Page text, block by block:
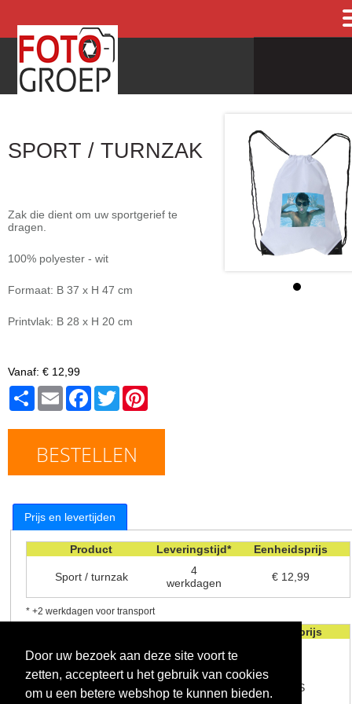
Door uw bezoek aan deze site voort te
zetten, accepteert u het gebruik van cookies
om u een betere webshop te kunnen bieden.
SPORT / TURNZAK
Zak die dient om uw sportgerief te
dragen.
100% polyester - wit
Formaat: B 37 x H 47 cm
Printvlak: B 28 x H 20 cm
Vanaf: € 12,99
Share Email Facebook
Twitter
BESTELLEN
Prijs en levertijden
Product Leveringstijd* Eenheidsprijs
Sport / turnzak
4
werkdagen
€ 12,99
* +2 werkdagen voor transport
Eenheidsprijs
Verwerkingskosten
Verzendkosten - levering in de
winkel
GRATIS